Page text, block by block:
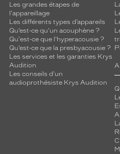
Les grandes étapes de
l'appareillage
Les différents types d’appareils
Qu’est-ce qu'un acouphène ?
Qu'est-ce que l'hyperacousie ?
Qu’est-ce que la presbyacousie ?
Les services et les garanties Krys
Audition
Les conseils d'un
audioprothésiste Krys Audition
A